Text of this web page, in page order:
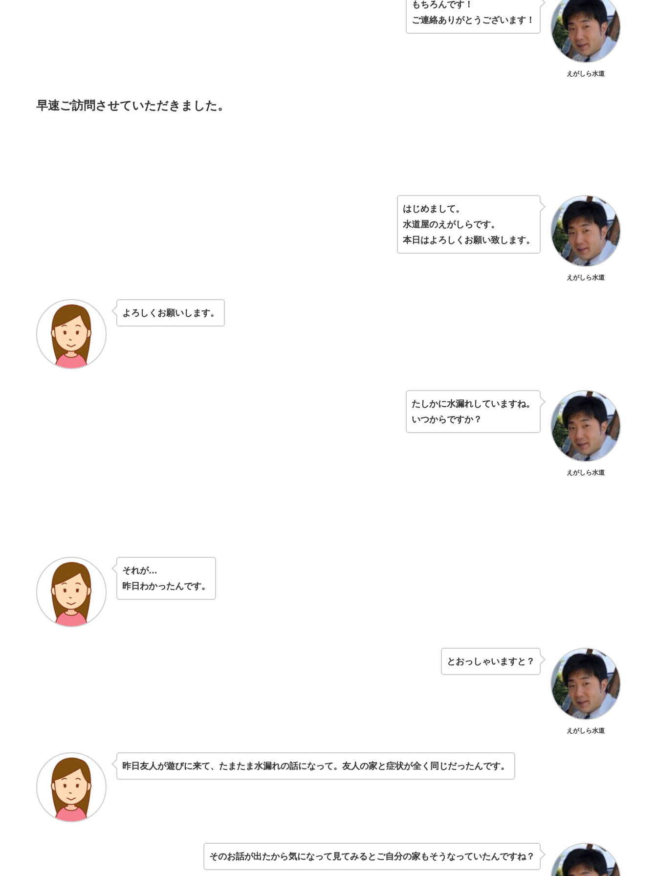
えがしら水道
もちろんです！
ご連絡ありがとうございます！
早速ご訪問させていただきました。
えがしら水道
はじめまして。
水道屋のえがしらです。
本日はよろしくお願い致します。
よろしくお願いします。
えがしら水道
たしかに水漏れしていますね。
いつからですか？
それが…
昨日わかったんです。
えがしら水道
とおっしゃいますと？
昨日友人が遊びに来て、たまたま水漏れの話になって。友人の家と症状が全く同じだったんです。
そのお話が出たから気になって見てみるとご自分の家もそうなっていたんですね？